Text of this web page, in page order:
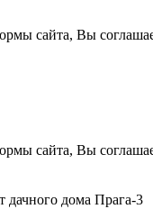
сайта, Вы
сайта, Вы
дачного дома Прага-3